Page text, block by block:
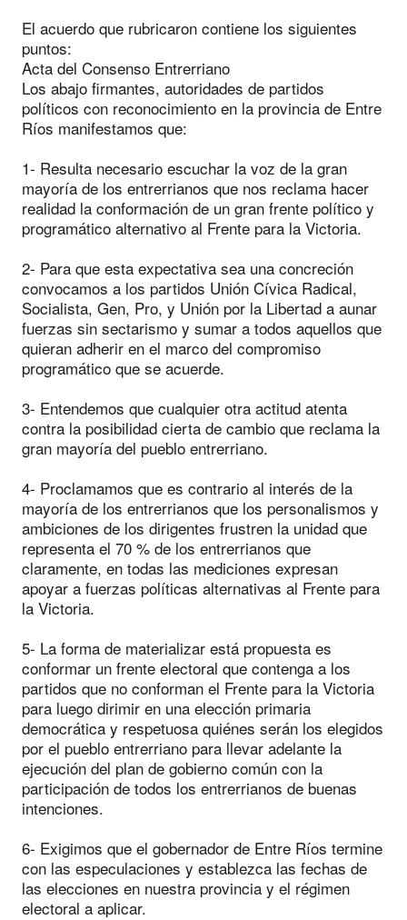
El acuerdo que rubricaron contiene los siguientes
puntos:
Acta del Consenso Entrerriano
Los abajo firmantes, autoridades de partidos
políticos con reconocimiento en la provincia de Entre
Ríos manifestamos que:
1- Resulta necesario escuchar la voz de la gran
mayoría de los entrerrianos que nos reclama hacer
realidad la conformación de un gran frente político y
programático alternativo al Frente para la Victoria.
2- Para que esta expectativa sea una concreción
convocamos a los partidos Unión Cívica Radical,
Socialista, Gen, Pro, y Unión por la Libertad a aunar
fuerzas sin sectarismo y sumar a todos aquellos que
quieran adherir en el marco del compromiso
programático que se acuerde.
3- Entendemos que cualquier otra actitud atenta
contra la posibilidad cierta de cambio que reclama la
gran mayoría del pueblo entrerriano.
4- Proclamamos que es contrario al interés de la
mayoría de los entrerrianos que los personalismos y
ambiciones de los dirigentes frustren la unidad que
representa el 70 % de los entrerrianos que
claramente, en todas las mediciones expresan
apoyar a fuerzas políticas alternativas al Frente para
la Victoria.
5- La forma de materializar está propuesta es
conformar un frente electoral que contenga a los
partidos que no conforman el Frente para la Victoria
para luego dirimir en una elección primaria
democrática y respetuosa quiénes serán los elegidos
por el pueblo entrerriano para llevar adelante la
ejecución del plan de gobierno común con la
participación de todos los entrerrianos de buenas
intenciones.
6- Exigimos que el gobernador de Entre Ríos termine
con las especulaciones y establezca las fechas de
las elecciones en nuestra provincia y el régimen
electoral a aplicar.